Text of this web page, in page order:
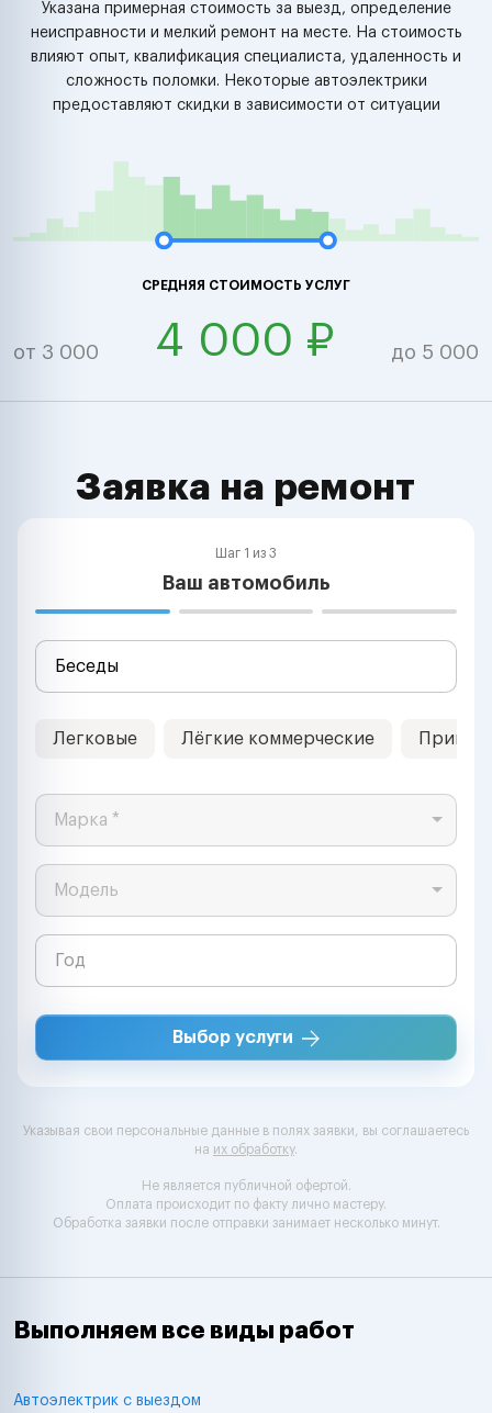
Указана примерная стоимость за выезд, определение
неисправности и мелкий ремонт на месте. На стоимость
влияют опыт, квалификация специалиста, удаленность и
сложность поломки. Некоторые автоэлектрики
предоставляют скидки в зависимости от ситуации
СРЕДНЯЯ СТОИМОСТЬ УСЛУГ
от 3 000 4 000 ₽ до 5 000
Заявка на ремонт
Шаг 1 из 3
Ваш автомобиль
Легковые Лёгкие коммерческие
Марка *
Модель
Выбор услуги
Указывая свои персональные данные в полях заявки, вы соглашаетесь
на их обработку.
Не является публичной офертой.
Оплата происходит по факту лично мастеру.
Обработка заявки после отправки занимает несколько минут.
Выполняем все виды работ
Автоэлектрик с выездом